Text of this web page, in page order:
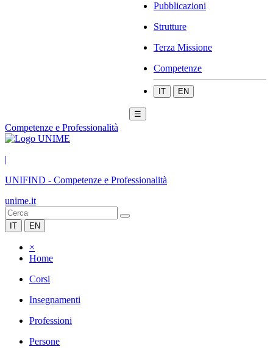
Pubblicazioni
Strutture
Terza Missione
Competenze
IT EN
☰
Competenze e Professionalità
|
UNIFIND - Competenze e Professionalità
unime.it
IT EN
×
Home
Corsi
Insegnamenti
Professioni
Persone